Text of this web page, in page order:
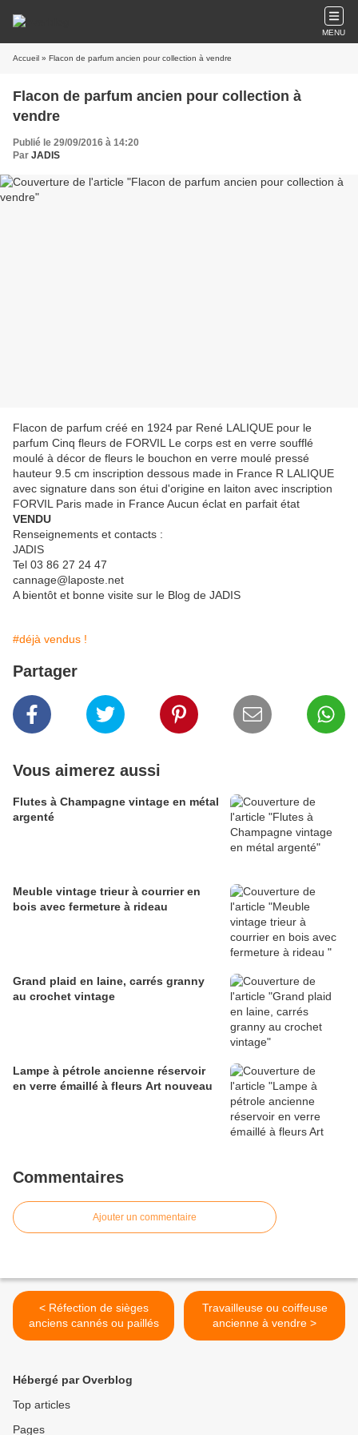
MENU
Accueil » Flacon de parfum ancien pour collection à vendre
Flacon de parfum ancien pour collection à
vendre
Publié le 29/09/2016 à 14:20
Par JADIS
Flacon de parfum créé en 1924 par René LALIQUE pour le
parfum Cinq fleurs de FORVIL Le corps est en verre soufflé
moulé à décor de fleurs le bouchon en verre moulé pressé
hauteur 9.5 cm inscription dessous made in France R LALIQUE
avec signature dans son étui d'origine en laiton avec inscription
FORVIL Paris made in France Aucun éclat en parfait état
VENDU
Renseignements et contacts :
JADIS
Tel 03 86 27 24 47
cannage@laposte.net
A bientôt et bonne visite sur le Blog de JADIS
#déjà vendus !
Partager
Vous aimerez aussi
Flutes à Champagne vintage en métal
argenté
Meuble vintage trieur à courrier en
bois avec fermeture à rideau
Grand plaid en laine, carrés granny
au crochet vintage
Lampe à pétrole ancienne réservoir
en verre émaillé à fleurs Art nouveau
Commentaires
Ajouter un commentaire
< Réfection de sièges
anciens cannés ou paillés
Travailleuse ou coiffeuse
ancienne à vendre >
Hébergé par Overblog
Top articles
Pages